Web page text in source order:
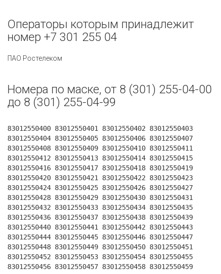
Операторы которым принадлежит
номер +7 301 255 04
ПАО Ростелеком
Номера по маске, от 8 (301) 255-04-00
до 8 (301) 255-04-99
83012550400 83012550401 83012550402 83012550403
83012550404 83012550405 83012550406 83012550407
83012550408 83012550409 83012550410 83012550411
83012550412 83012550413 83012550414 83012550415
83012550416 83012550417 83012550418 83012550419
83012550420 83012550421 83012550422 83012550423
83012550424 83012550425 83012550426 83012550427
83012550428 83012550429 83012550430 83012550431
83012550432 83012550433 83012550434 83012550435
83012550436 83012550437 83012550438 83012550439
83012550440 83012550441 83012550442 83012550443
83012550444 83012550445 83012550446 83012550447
83012550448 83012550449 83012550450 83012550451
83012550452 83012550453 83012550454 83012550455
83012550456 83012550457 83012550458 83012550459